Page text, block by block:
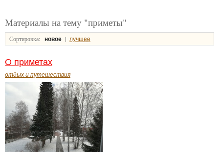
Материалы на тему "приметы"
Сортировка: новое | лучшее
О приметах
отдых и путешествия